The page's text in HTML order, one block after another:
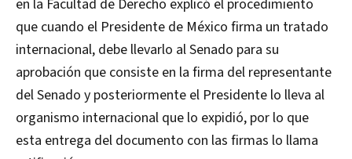
en la Facultad de Derecho explicó el procedimiento
que cuando el Presidente de México firma un tratado
internacional, debe llevarlo al Senado para su
aprobación que consiste en la firma del representante
del Senado y posteriormente el Presidente lo lleva al
organismo internacional que lo expidió, por lo que
esta entrega del documento con las firmas lo llama